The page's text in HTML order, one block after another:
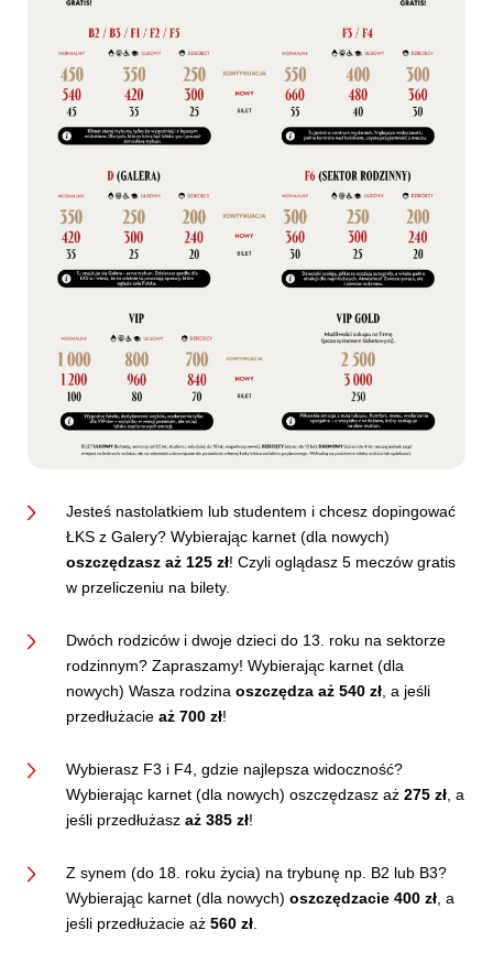
Jesteś nastolatkiem lub studentem i chcesz dopingować
ŁKS z Galery? Wybierając karnet (dla nowych)
oszczędzasz aż 125 zł! Czyli oglądasz 5 meczów gratis
w przeliczeniu na bilety.
Dwóch rodziców i dwoje dzieci do 13. roku na sektorze
rodzinnym? Zapraszamy! Wybierając karnet (dla
nowych) Wasza rodzina oszczędza aż 540 zł , a jeśli
przedłużacie aż 700 zł!
Wybierasz F3 i F4, gdzie najlepsza widoczność?
Wybierając karnet (dla nowych) oszczędzasz aż 275 zł , a
jeśli przedłużasz aż 385 zł!
Z synem (do 18. roku życia) na trybunę np. B2 lub B3?
Wybierając karnet (dla nowych) oszczędzacie 400 zł , a
jeśli przedłużacie aż 560 zł